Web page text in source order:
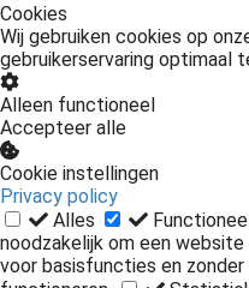
Cookies
Wij gebruiken cookies op
gebruikerservaring optimaal
Alleen functioneel
Accepteer alle
Cookie instellingen
Privacy policy
Alles
Functioneel
noodzakelijk om een
voor basisfuncties en